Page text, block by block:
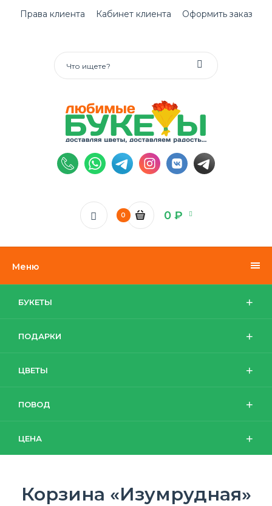
Права клиента Кабинет клиента Оформить заказ
0 0 ₽
Меню
БУКЕТЫ
ПОДАРКИ
ЦВЕТЫ
ПОВОД
ЦЕНА
Корзина «Изумрудная»